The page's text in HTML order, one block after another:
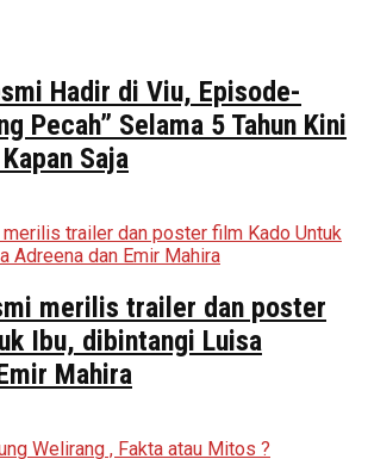
Hadir di Viu, Episode-
Pecah” Selama 5 Tahun Kini
Saja
merilis trailer dan poster
Ibu, dibintangi Luisa
Mahira